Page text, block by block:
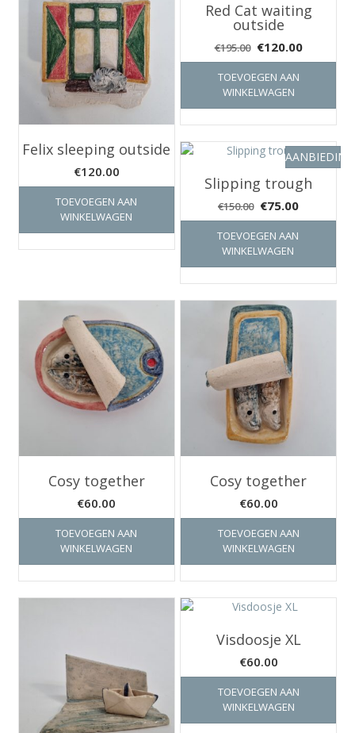
Felix sleeping outside
€120.00
TOEVOEGEN AAN
WINKELWAGEN
Red Cat waiting
outside
€195.00 Oorspronkelijke
prijs
was:
€195.00.
€120.00Huidige
prijs
TOEVOEGEN AAN
WINKELWAGEN
Slipping trough
€150.00 Oorspronkelijke
prijs
was:
€150.00.
€75.00Huidige
prijs
is:
TOEVOEGEN AAN
WINKELWAGEN
Cosy together
€60.00
TOEVOEGEN AAN
WINKELWAGEN
Cosy together
€60.00
TOEVOEGEN AAN
WINKELWAGEN
Visdoosje XL
€60.00
TOEVOEGEN AAN
WINKELWAGEN